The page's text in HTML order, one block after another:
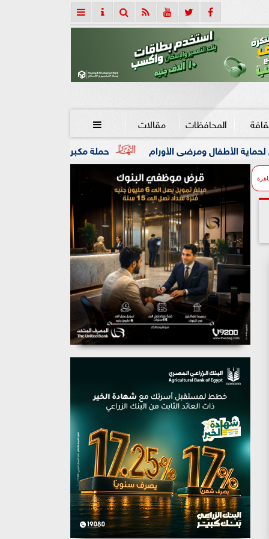
المحافظات مقالات 
حملة مكبرة تضبط 32 مخالفة تموينية وحالة إشغال بفرشوط الأورام